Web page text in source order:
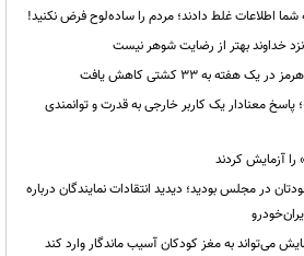
اطلاعات غلط دادند؛ مردم را ساده‌لوح فرض نکنید!
خداوند بهتر از رضایت شوهر نیست
به ۳۳ کشتی کاهش یافت
پاسخ معنادار یک کاربر خارجی به قدرت و توانمندی
را آزمایش کردند
در مجلس بودید؛ دیدید انتقادات نمایندگان درباره
می‌تواند به مغز کودکان آسیب ماندگار وارد کند